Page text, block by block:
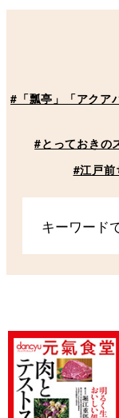
#「瓢亭」「アクア
#とっておきの
#江戸前